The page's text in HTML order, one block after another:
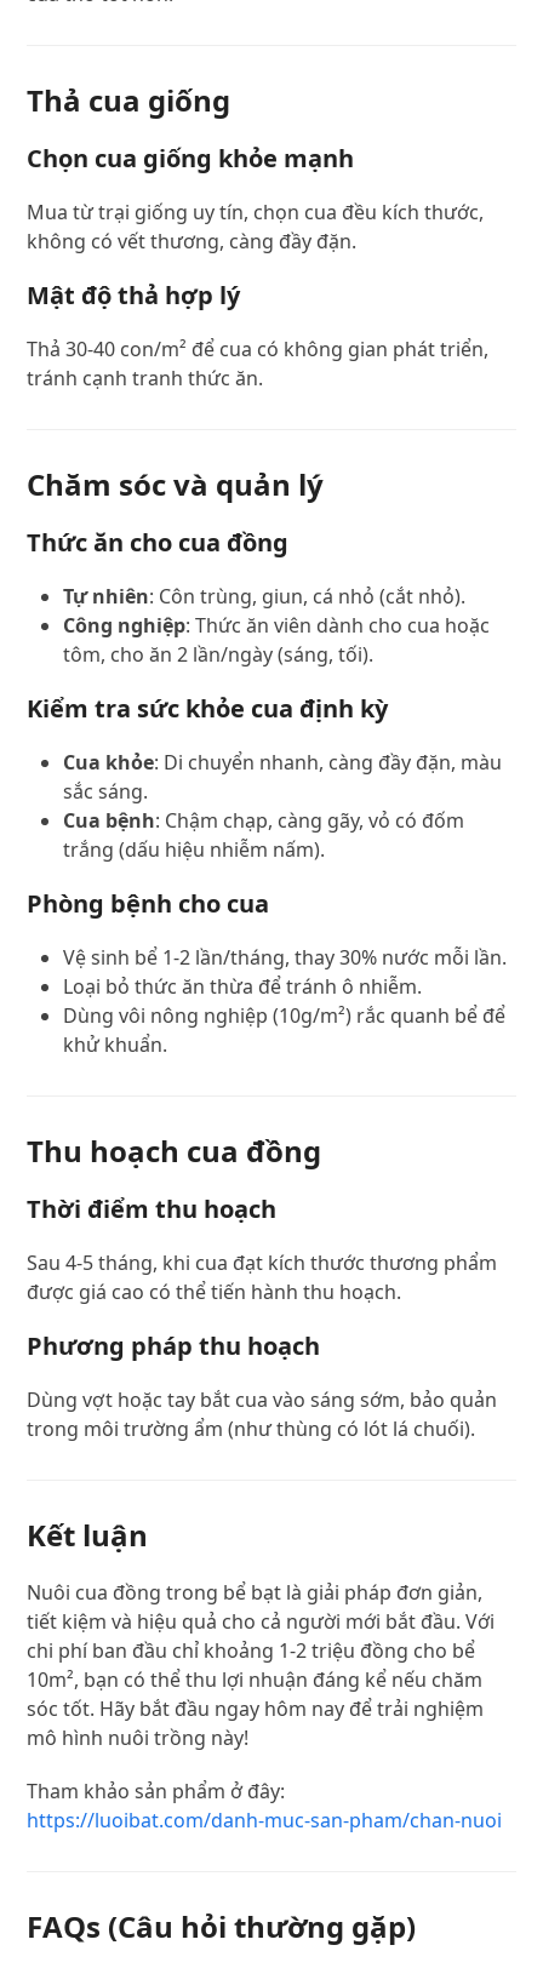
Thả cua giống
Chọn cua giống khỏe mạnh
Mua từ trại giống uy tín, chọn cua đều kích thước,
không có vết thương, càng đầy đặn.
Mật độ thả hợp lý
Thả 30-40 con/m² để cua có không gian phát triển,
tránh cạnh tranh thức ăn.
Chăm sóc và quản lý
Thức ăn cho cua đồng
Tự nhiên: Côn trùng, giun, cá nhỏ (cắt nhỏ).
Công nghiệp: Thức ăn viên dành cho cua hoặc
tôm, cho ăn 2 lần/ngày (sáng, tối).
Kiểm tra sức khỏe cua định kỳ
Cua khỏe: Di chuyển nhanh, càng đầy đặn, màu
sắc sáng.
Cua bệnh: Chậm chạp, càng gãy, vỏ có đốm
trắng (dấu hiệu nhiễm nấm).
Phòng bệnh cho cua
Vệ sinh bể 1-2 lần/tháng, thay 30% nước mỗi lần.
Loại bỏ thức ăn thừa để tránh ô nhiễm.
Dùng vôi nông nghiệp (10g/m²) rắc quanh bể để
khử khuẩn.
Thu hoạch cua đồng
Thời điểm thu hoạch
Sau 4-5 tháng, khi cua đạt kích thước thương phẩm
được giá cao có thể tiến hành thu hoạch.
Phương pháp thu hoạch
Dùng vợt hoặc tay bắt cua vào sáng sớm, bảo quản
trong môi trường ẩm (như thùng có lót lá chuối).
Kết luận
Nuôi cua đồng trong bể bạt là giải pháp đơn giản,
tiết kiệm và hiệu quả cho cả người mới bắt đầu. Với
chi phí ban đầu chỉ khoảng 1-2 triệu đồng cho bể
10m², bạn có thể thu lợi nhuận đáng kể nếu chăm
sóc tốt. Hãy bắt đầu ngay hôm nay để trải nghiệm
mô hình nuôi trồng này!
Tham khảo sản phẩm ở đây:
https://luoibat.com/danh-muc-san-pham/chan-nuoi
FAQs (Câu hỏi thường gặp)